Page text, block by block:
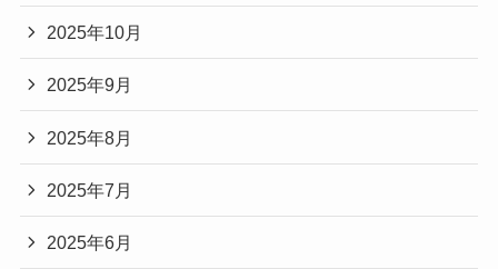
2025年10月
2025年9月
2025年8月
2025年7月
2025年6月